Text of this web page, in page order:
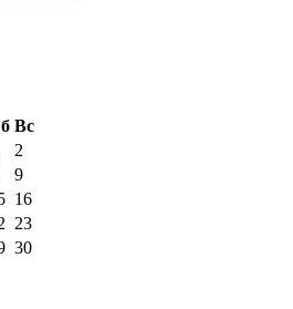
Вс
2
9
16
23
30